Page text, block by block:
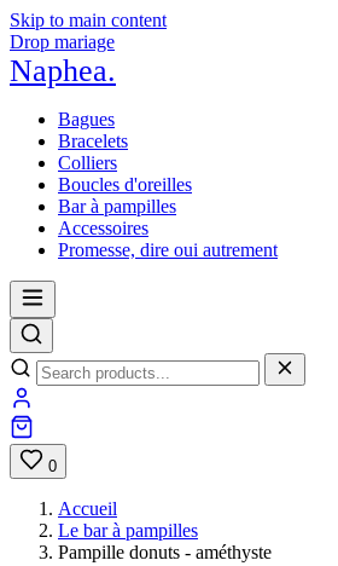
Skip to main content
Drop mariage
Naphea.
Bagues
Bracelets
Colliers
Boucles d'oreilles
Bar à pampilles
Accessoires
Promesse, dire oui autrement
0
Accueil
Le bar à pampilles
Pampille donuts - améthyste